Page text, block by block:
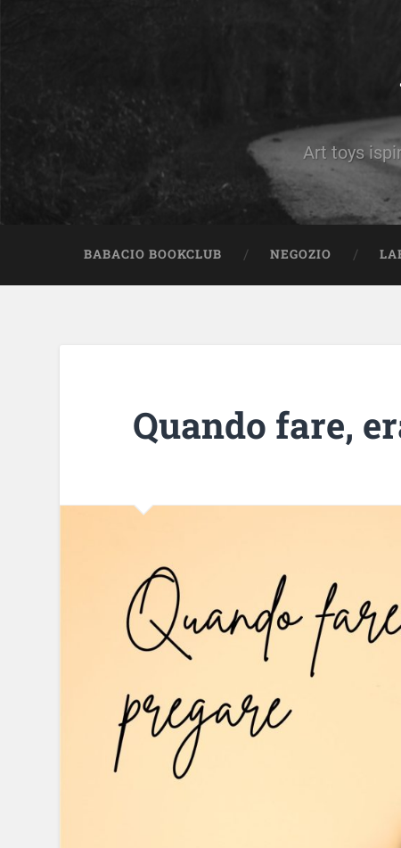
Art toys
BABACIO BOOKCLUB NEGOZIO
Quando fare,